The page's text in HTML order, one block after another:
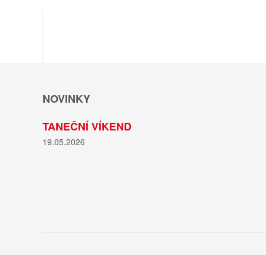
NOVINKY
TANEČNÍ VÍKEND
19.05.2026